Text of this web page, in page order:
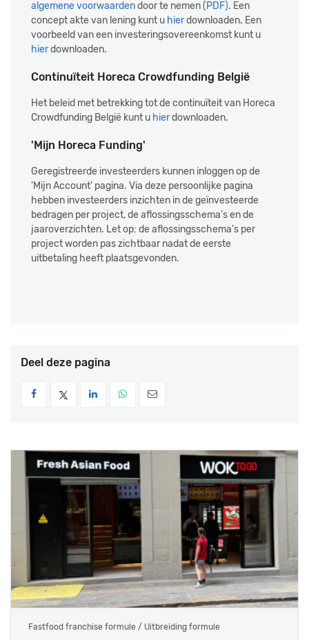
algemene voorwaardendoor te nemen (PDF). Een
concept akte van lening kunt u hierdownloaden. Een
voorbeeld van een investeringsovereenkomst kunt u
hierdownloaden.
Continuïteit Horeca Crowdfunding België
Het beleid met betrekking tot de continuïteit van Horeca
Crowdfunding België kunt u hierdownloaden.
'Mijn Horeca Funding'
Geregistreerde investeerders kunnen inloggen op de
'Mijn Account' pagina. Via deze persoonlijke pagina
hebben investeerders inzichten in de geïnvesteerde
bedragen per project, de aflossingsschema's en de
jaaroverzichten. Let op: de aflossingsschema's per
project worden pas zichtbaar nadat de eerste
uitbetaling heeft plaatsgevonden.
Deel deze pagina
Fastfood franchise formule / Uitbreiding formule